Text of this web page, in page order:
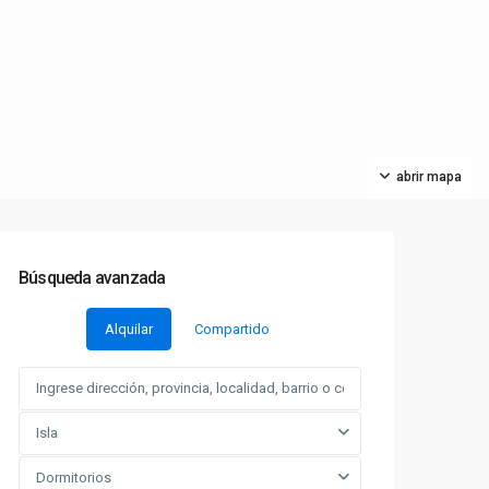
abrir mapa
Búsqueda avanzada
Alquilar Compartido
Isla
Dormitorios